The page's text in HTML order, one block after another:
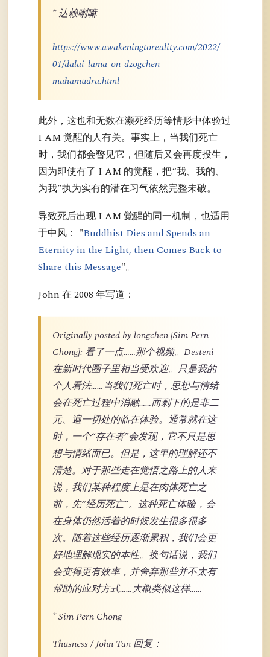
* 达赖喇嘛
--
https://www.awakeningtoreality.com/2022/
01/dalai-lama-on-dzogchen-
mahamudra.html
此外，这也和无数在濒死经历等情形中体验过
I AM 觉醒的人有关。事实上，当我们死亡
时，我们都会瞥见它，但随后又会再度投生，
因为即使有了 I AM 的觉醒，把“我、我的、
为我”执为实有的潜在习气依然完整未破。
导致死后出现 I AM 觉醒的同一机制，也适用
于中风： "Buddhist Dies and Spends an
Eternity in the Light, then Comes Back to
Share this Message"。
John 在 2008 年写道：
Originally posted by longchen [Sim Pern
Chong]: 看了一点……那个视频。Desteni
在新时代圈子里相当受欢迎。只是我的
个人看法……当我们死亡时，思想与情绪
会在死亡过程中消融……而剩下的是非二
元、遍一切处的临在体验。通常就在这
时，一个“存在者”会发现，它不只是思
想与情绪而已。但是，这里的理解还不
清楚。对于那些走在觉悟之路上的人来
说，我们某种程度上是在肉体死亡之
前，先“经历死亡”。这种死亡体验，会
在身体仍然活着的时候发生很多很多
次。随着这些经历逐渐累积，我们会更
好地理解现实的本性。换句话说，我们
会变得更有效率，并舍弃那些并不太有
帮助的应对方式……大概类似这样……
* Sim Pern Chong
Thusness / John Tan 回复：